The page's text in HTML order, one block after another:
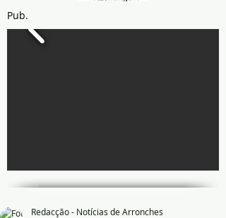
Pub.
Redacção - Notícias de Arronches